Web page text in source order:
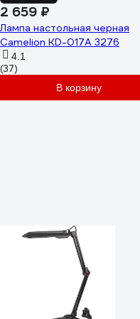
2 659 ₽
Лампа настольная черная
Camelion KD-017A 3276
4.1
(37)
В корзину